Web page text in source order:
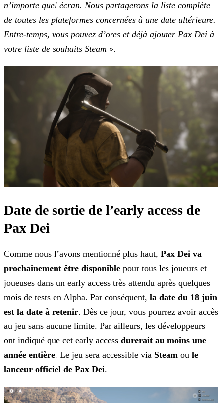
n’importe quel écran. Nous partagerons la liste complète
de toutes les plateformes concernées à une date ultérieure.
Entre-temps, vous pouvez d’ores et déjà ajouter Pax Dei à
votre liste de souhaits Steam ».
Date de sortie de l’early access de
Pax Dei
Comme nous l’avons mentionné plus haut, Pax Dei va
prochainement être disponible pour tous les joueurs et
joueuses dans un early access très attendu après quelques
mois de tests en Alpha. Par conséquent, la date du 18 juin
est la date à retenir. Dès ce jour, vous pourrez avoir accès
au jeu sans aucune limite. Par ailleurs, les développeurs
ont indiqué que cet early access durerait au moins une
année entière. Le jeu sera accessible via Steam ou le
lanceur officiel de Pax Dei.